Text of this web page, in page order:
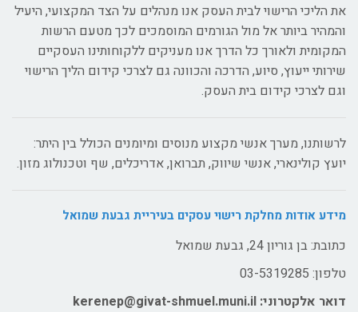
את הליכי הרישוי לבית העסק אנו מנהלים על הצד המקצועי, היעיל
והמהיר ביותר אל מול הגורמים המוסמכים לכך מטעם הרשות
המקומית ולאורך כל הדרך אנו מעניקים ללקוחותינו העסקיים
שירותי ייעוץ, סיוע, הדרכה והכוונה גם לצרכי קידום הליך הרישוי
וגם לצרכי קידום בית העסק.
לרשותנו, מערך אנשי מקצוע מנוסים ומיומנים הכולל בין היתר:
יועץ קולינארי, אנשי שיווק, תברואן, אדריכלים, שף וטכנולוג מזון.
מידע אודות מחלקת רישוי עסקים בעיריית גבעת שמואל
כתובת: בן גוריון 24, גבעת שמואל
טלפון: 03-5319285
דואר אלקטרוני: kerenep@givat-shmuel.muni.il